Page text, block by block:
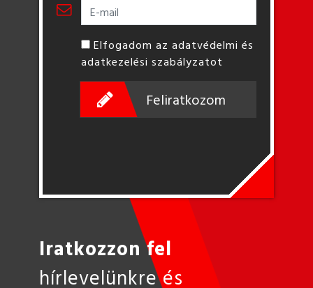
Elfogadom az adatvédelmi és
adatkezelési szabályzatot
Feliratkozom
Iratkozzon fel
hírlevelünkre és